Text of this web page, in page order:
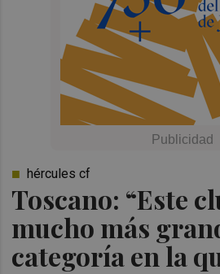
Toscano: “Este
mucho más
categoría en la
hércules cf